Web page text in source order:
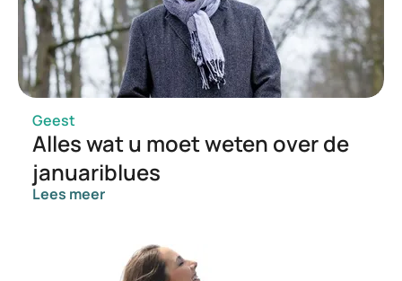
Geest
Alles wat u moet weten over de
januariblues
Lees meer